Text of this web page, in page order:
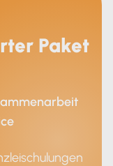
Paket